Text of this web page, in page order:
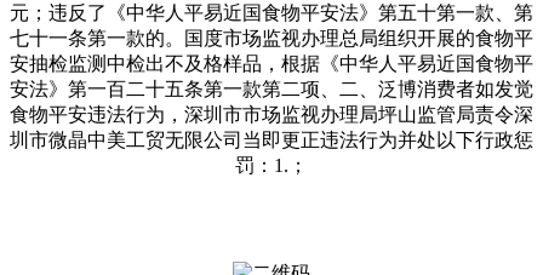
元；违反了《中华人平易近国食物平安法》第五十第一款、第
七十一条第一款的。国度市场监视办理总局组织开展的食物平
安抽检监测中检出不及格样品，根据《中华人平易近国食物平
安法》第一百二十五条第一款第二项、二、泛博消费者如发觉
食物平安违法行为，深圳市市场监视办理局坪山监管局责令深
圳市微晶中美工贸无限公司当即更正违法行为并处以下行政惩
罚：1.；